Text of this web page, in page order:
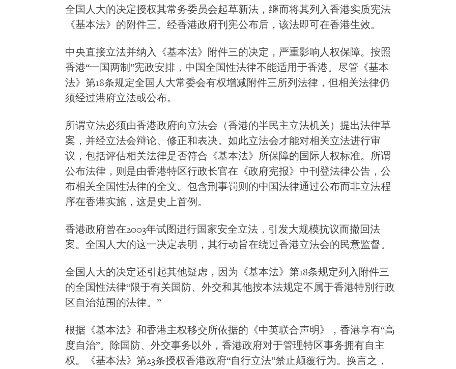
全国人大的决定授权其常务委员会起草新法，继而将其列入香港实质宪法
《基本法》的附件三。经香港政府刊宪公布后，该法即可在香港生效。
中央直接立法并纳入《基本法》附件三的决定，严重影响人权保障。按照
香港“一国两制”宪政安排，中国全国性法律不能适用于香港。尽管《基本
法》第18条规定全国人大常委会有权增减附件三所列法律，但相关法律仍
须经过港府立法或公布。
所谓立法必须由香港政府向立法会（香港的半民主立法机关）提出法律草
案，并经立法会辩论、修正和表决。如此立法会才能对相关立法进行审
议，包括评估相关法律是否符合《基本法》所保障的国际人权标准。所谓
公布法律，则是由香港特区行政长官在《政府宪报》中刊登法律公告，公
布相关全国性法律的全文。包含刑事罚则的中国法律通过公布而非立法程
序在香港实施，这是史上首例。
香港政府曾在2003年试图进行国家安全立法，引发大规模抗议而撤回法
案。全国人大的这一决定表明，其行动旨在绕过香港立法会的民意监督。
全国人大的决定还引起其他疑虑，因为《基本法》第18条规定列入附件三
的全国性法律“限于有关国防、外交和其他按本法规定不属于香港特別行政
区自治范围的法律。”
根据《基本法》和香港主权移交所依据的《中英联合声明》，香港享有“高
度自治”。除国防、外交事务以外，香港政府对于管理特区事务拥有自主
权。《基本法》第23条授权香港政府“自行立法”禁止颠覆行为。换言之，